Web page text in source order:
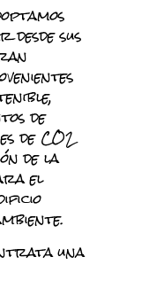
sus
de
de CO2
de la
el
una